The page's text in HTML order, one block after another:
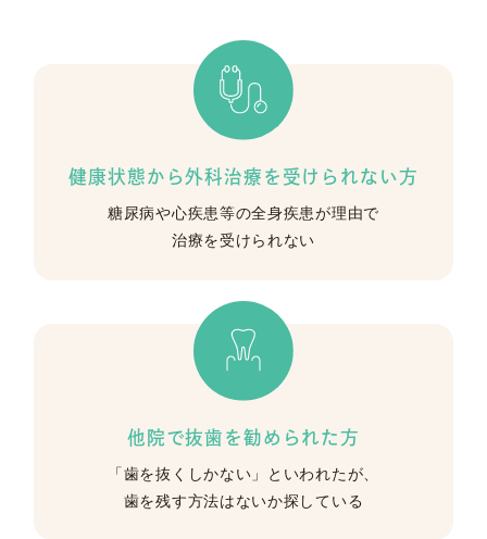
健康状態から外科治療を受けられない方
糖尿病や心疾患等の全身疾患が理由で
治療を受けられない
他院で抜歯を勧められた方
「歯を抜くしかない」
といわれたが、
歯を残す方法はないか探している